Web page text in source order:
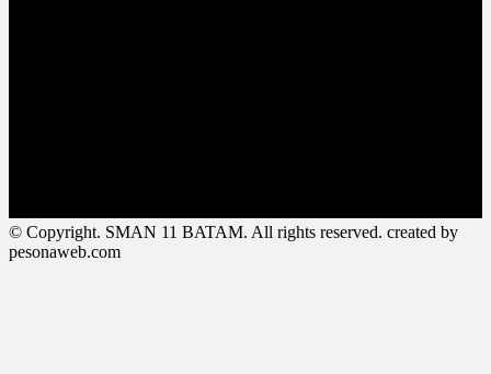
© Copyright. SMAN 11 BATAM. All rights reserved. created by
pesonaweb.com